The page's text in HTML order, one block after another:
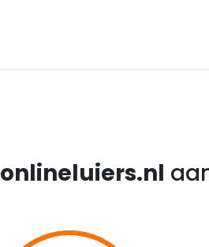
onlineluiers.nl